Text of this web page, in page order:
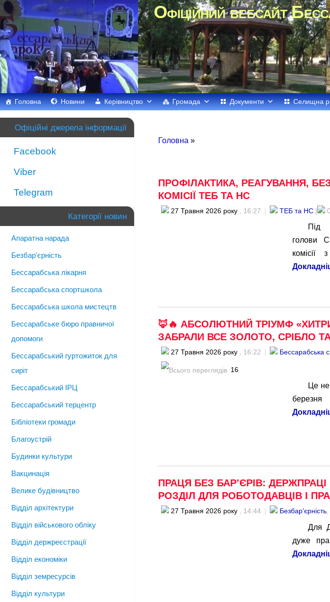
Офіційний вебсайт
Головна Новини Керівництво Громада Документи Селищна
Головна »
ПРОФІЛАКТИКА, РЕАГУВАННЯ,
КОМІСІЇ ТЕБ ТА НС
27 Травня 2026 року , 16:27 | ТЕБ та НС | 0
Під
голови
комісії
🦊🔥 АБСОЛЮТНИЙ ТРІУМФ
ЗАБРАЛИ ВСЕ ЗОЛОТО, СРІБЛО
27 Травня 2026 року , 16:22 | Бессарабська
16
Це
березня
ПРАЦЯ БЕЗ БАР’ЄРІВ:
РОЗДІЛ ДЛЯ РОБОТОДАВЦІВ І
27 Травня 2026 року , 14:44 | Безбар'єрність,
Для
дуже
Офіційні джерела інформації
Facebook
Viber
Telegram
Категорії новин
Апаратна нарада
Безбар'єрність
Бессарабська лікарня
Бессарабська спортшкола
Бессарабська школа мистецтв
Бессарабське бюро правничої
допомоги
Бессарабський гуртожиток для
сиріт
Бессарабський ІРЦ
Бессарабський терцентр
Бібліотеки громади
Благоустрій
Будинки культури
Вакцинація
Велике будівництво
Відділ архітектури
Відділ військового обліку
Відділ держреєстрації
Відділ економіки
Відділ земресурсів
Відділ культури